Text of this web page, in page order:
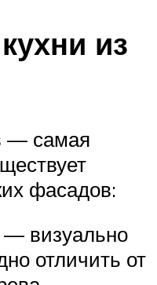
из
— самая
фасадов:
визуально
отличить от